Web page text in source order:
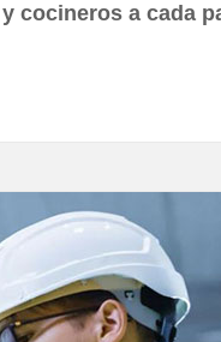
cocineros a cada